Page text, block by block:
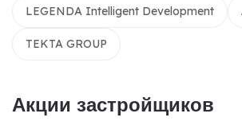
LEGENDA Intelligent Development
TEKTA GROUP
Акции застройщиков